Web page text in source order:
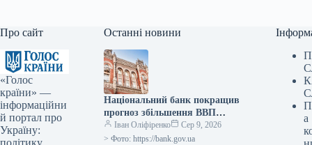
Про сайт
«Голос
країни» —
інформаційни
й портал про
Україну:
Останні новини
Національний банк покращив
прогноз збільшення ВВП
України у III кварталі 2026
року до 2,1%, а у IV кварталі
Іван Оліфіренко
Сер 9, 2026
> Фото: https://bank.gov.ua
а